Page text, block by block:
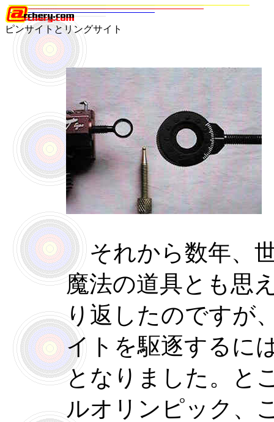
ピンサイトとリングサイト
それから数年、
魔法の道具とも思
り返したのですが
イトを駆逐するに
となりました。と
ルオリンピック、